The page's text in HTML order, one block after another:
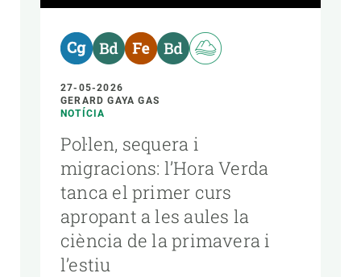
27-05-2026
GERARD GAYA GAS
NOTÍCIA
Pol·len, sequera i
migracions: l’Hora Verda
tanca el primer curs
apropant a les aules la
ciència de la primavera i
l’estiu